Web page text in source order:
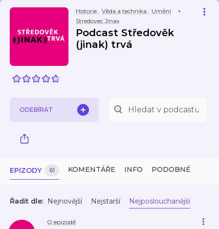
Historie, Věda a technika , Umění
Stredovec Jinax
Podcast Středověk
(jinak) trvá
ODEBÍRAT
EPIZODY 61 KOMENTÁŘE INFO PODOBNÉ
Řadit dle: Nejnovější Nejstarší Nejposlouchanější
O epizodě